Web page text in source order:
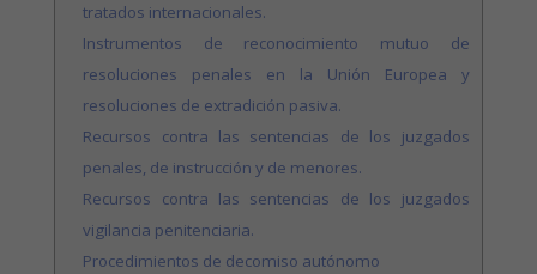
tratados internacionales.
Instrumentos de reconocimiento mutuo de
resoluciones penales en la Unión Europea y
resoluciones de extradición pasiva.
Recursos contra las sentencias de los juzgados
penales, de instrucción y de menores.
Recursos contra las sentencias de los juzgados
vigilancia penitenciaria.
Procedimientos de decomiso autónomo